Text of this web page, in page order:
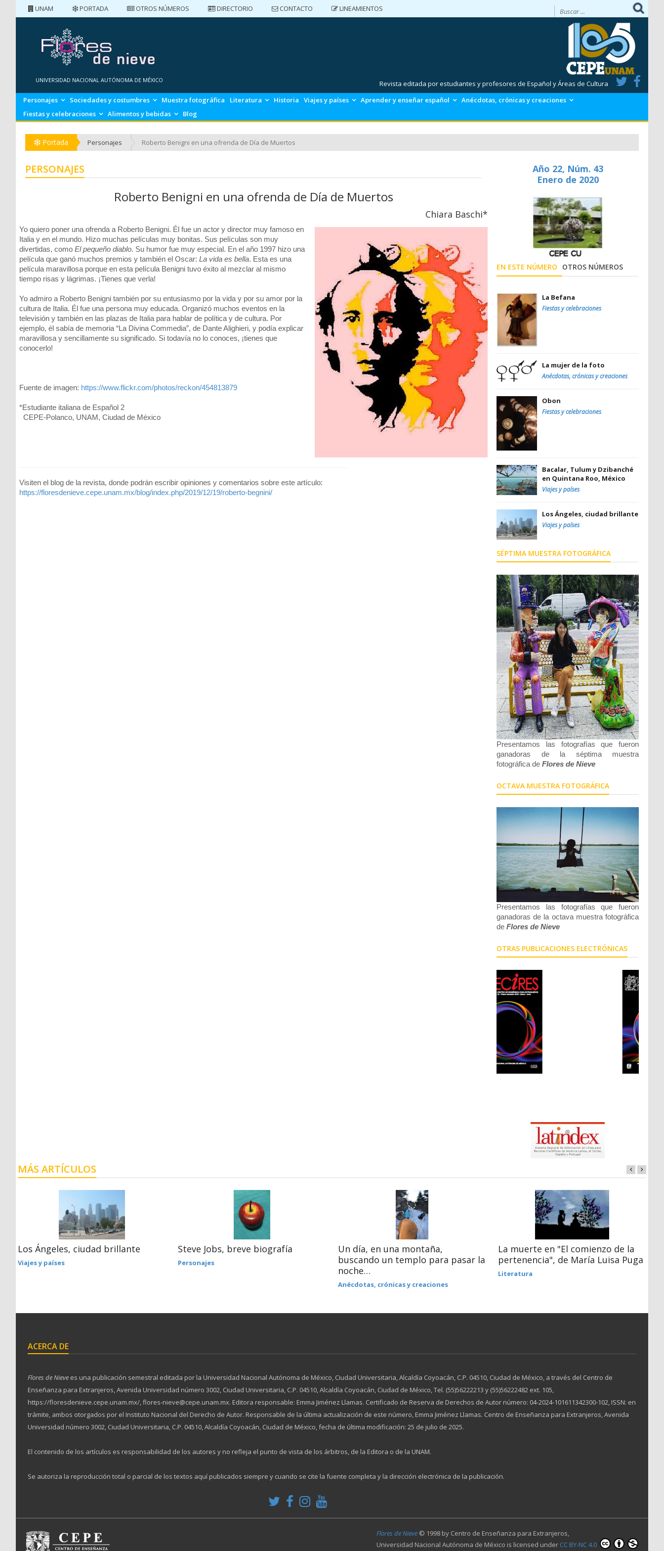
UNAM PORTADA OTROS NÚMEROS DIRECTORIO CONTACTO
LINEAMIENTOS
UNIVERSIDAD NACIONAL AUTÓNOMA DE MÉXICO
Revista editada por estudiantes y profesores de Español y Áreas de Cultura
Personajes
Sociedades y costumbres Muestra fotográfica Literatura Historia Viajes y países Aprender y enseñar español
Anécdotas, crónicas y creaciones
Fiestas y celebraciones
Alimentos y bebidas Blog
Portada Personajes Roberto Benigni en una ofrenda de Día de Muertos
PERSONAJES
Roberto Benigni en una ofrenda de Día de Muertos
Chiara Baschi*
Yo quiero poner una ofrenda a Roberto Benigni. Él fue un actor y director muy famoso en
Italia y en el mundo. Hizo muchas películas muy bonitas. Sus películas son muy
divertidas, como El pequeño diablo. Su humor fue muy especial. En el año 1997 hizo una
película que ganó muchos premios y también el Oscar: La vida es bella. Esta es una
película maravillosa porque en esta película Benigni tuvo éxito al mezclar al mismo
tiempo risas y lágrimas. ¡Tienes que verla!
Yo admiro a Roberto Benigni también por su entusiasmo por la vida y por su amor por la
cultura de Italia. Él fue una persona muy educada. Organizó muchos eventos en la
televisión y también en las plazas de Italia para hablar de política y de cultura. Por
ejemplo, él sabía de memoria “La Divina Commedia”, de Dante Alighieri, y podía explicar
maravillosa y sencillamente su significado. Si todavía no lo conoces, ¡tienes que
conocerlo!
Fuente de imagen: https://www.flickr.com/photos/reckon/454813879
*Estudiante italiana de Español 2
CEPE-Polanco, UNAM, Ciudad de México
Visiten el blog de la revista, donde podrán escribir opiniones y comentarios sobre este artículo:
https://floresdenieve.cepe.unam.mx/blog/index.php/2019/12/19/roberto-begnini/
Año 22, Núm. 43
Enero de 2020
EN ESTE NÚMERO OTROS NÚMEROS
La Befana
Fiestas y celebraciones
La mujer de la foto
Anécdotas, crónicas y creaciones
Obon
Fiestas y celebraciones
Bacalar, Tulum y Dzibanché
en Quintana Roo, México
Viajes y países
Los Ángeles, ciudad brillante
Viajes y países
SÉPTIMA MUESTRA FOTOGRÁFICA
Presentamos las fotografías que fueron
ganadoras de la séptima muestra
fotográfica de Flores de Nieve
OCTAVA MUESTRA FOTOGRÁFICA
Presentamos las fotografías que fueron
ganadoras de la octava muestra fotográfica
de Flores de Nieve
OTRAS PUBLICACIONES ELECTRÓNICAS
MÁS ARTÍCULOS
Los Ángeles, ciudad brillante
Viajes y países
Steve Jobs, breve biografía
Personajes
Un día, en una montaña,
buscando un templo para pasar la
noche…
Anécdotas, crónicas y creaciones
La muerte en "El comienzo de la
pertenencia", de María Luisa Puga
Literatura
ACERCA DE
Flores de Nieve es una publicación semestral editada por la Universidad Nacional Autónoma de México, Ciudad Universitaria, Alcaldía Coyoacán, C.P. 04510, Ciudad de México, a través del Centro de
Enseñanza para Extranjeros, Avenida Universidad número 3002, Ciudad Universitaria, C.P. 04510, Alcaldía Coyoacán, Ciudad de México, Tel. (55)56222213 y (55)56222482 ext. 105,
https://floresdenieve.cepe.unam.mx/, flores-nieve@cepe.unam.mx. Editora responsable: Emma Jiménez Llamas. Certificado de Reserva de Derechos de Autor número: 04-2024-101611342300-102, ISSN: en
trámite, ambos otorgados por el Instituto Nacional del Derecho de Autor. Responsable de la última actualización de este número, Emma Jiménez Llamas. Centro de Enseñanza para Extranjeros, Avenida
Universidad número 3002, Ciudad Universitaria, C.P. 04510, Alcaldía Coyoacán, Ciudad de México, fecha de última modificación: 25 de julio de 2025.
El contenido de los artículos es responsabilidad de los autores y no refleja el punto de vista de los árbitros, de la Editora o de la UNAM.
Se autoriza la reproducción total o parcial de los textos aquí publicados siempre y cuando se cite la fuente completa y la dirección electrónica de la publicación.
Flores de Nieve © 1998 by Centro de Enseñanza para Extranjeros,
Universidad Nacional Autónoma de México is licensed under CC BY-NC 4.0